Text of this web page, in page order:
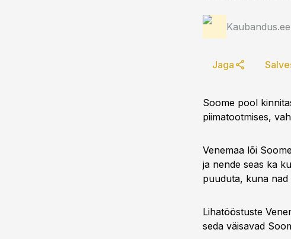
Kaubandus.ee
Jaga
Soome pool
piimatootmises,
Venemaa lõi
ja nende seas ka
puuduta, kuna
Lihatööstuste
seda väisavad